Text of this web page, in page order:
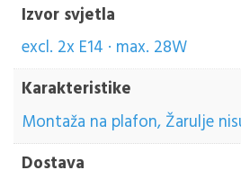
Izvor svjetla
excl. 2x E14 · max. 28W
Karakteristike
Montaža na plafon, Žarulje
Dostava